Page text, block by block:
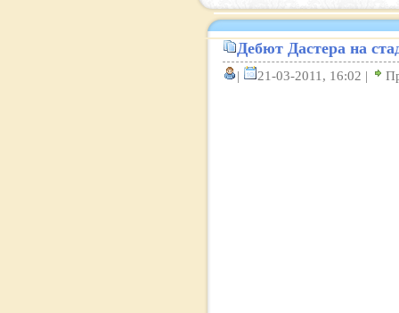
Дебют Дастера на
| 21-03-2011, 16:02 |